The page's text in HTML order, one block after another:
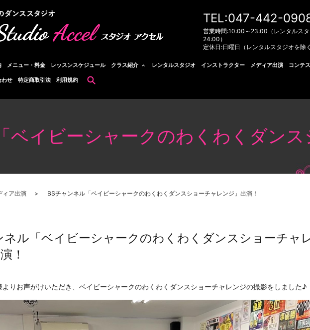
メニュー・料金 レッスンスケジュール クラス紹介 レンタルスタジオ インストラクター メディア出演 コンテ
わせ 特定商取引法 利用規約
TEL:047-442-
営業時間:10:00～23:00（レンタルス
24:00）
定休日:日曜日（レンタルスタジオを除く
ベイビーシャークのわくわくダンス
ィア出演 BSチャンネル「ベイビーシャークのわくわくダンスショーチャレンジ」出演！
ネル「ベイビーシャークのわくわくダンスショーチャ
！
よりお声がけいただき、ベイビーシャークのわくわくダンスショーチャレンジの撮影をしました♪